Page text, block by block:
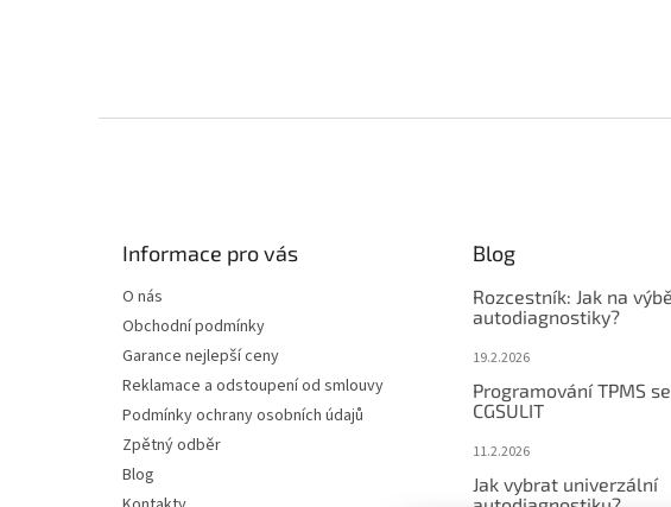
Informace pro vás
O nás
Obchodní podmínky
Garance nejlepší ceny
Reklamace a odstoupení od smlouvy
Podmínky ochrany osobních údajů
Zpětný odběr
Blog
Blog
Rozcestník: Jak na
autodiagnostiky?
19.2.2026
Programování TPMS
CGSULIT
11.2.2026
Jak vybrat univerzální